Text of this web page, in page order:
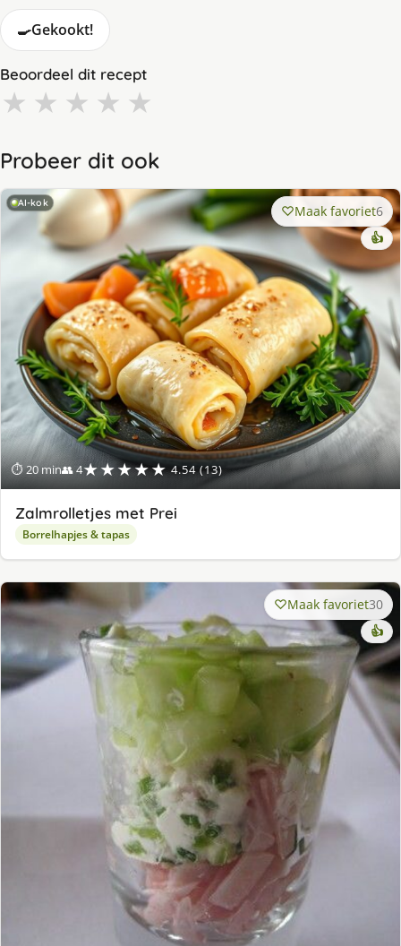
🍳Gekookt!
Beoordeel dit recept
★ ★ ★ ★ ★
Probeer dit ook
AI-kok
⏱ 20 min👥 4★★★★★ 4.54 (13)
Maak favoriet6
👍
Zalmrolletjes met Prei
Borrelhapjes & tapas
Maak favoriet30
👍